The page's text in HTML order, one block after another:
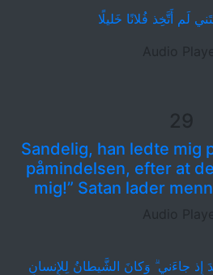
لَم أَتَّخِذ فُلانًا خَليلًا
Audio Player
29
Sandelig, han ledte mig
påmindelsen, efter at
mig!” Satan lader
Audio Player
إِذ جاءَني ۗ وَكانَ الشَّيطانُ لِلإِنسانِ